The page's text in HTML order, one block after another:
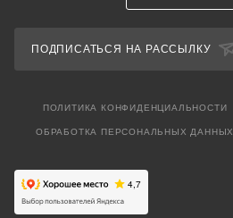
ПОДПИСАТЬСЯ НА РАССЫЛКУ
ПОЛИТИКА КОНФИДЕНЦИАЛЬНОСТИ
ОБРАБОТКА ПЕРСОНАЛЬНЫХ ДАННЫХ